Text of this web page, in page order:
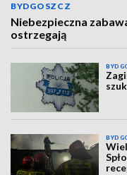
BYDGOSZCZ
Niebezpieczna
ostrzegają